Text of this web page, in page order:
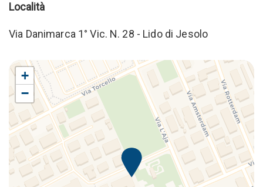
Località
Via Danimarca 1° Vic. N. 28 - Lido di Jesolo
+
−